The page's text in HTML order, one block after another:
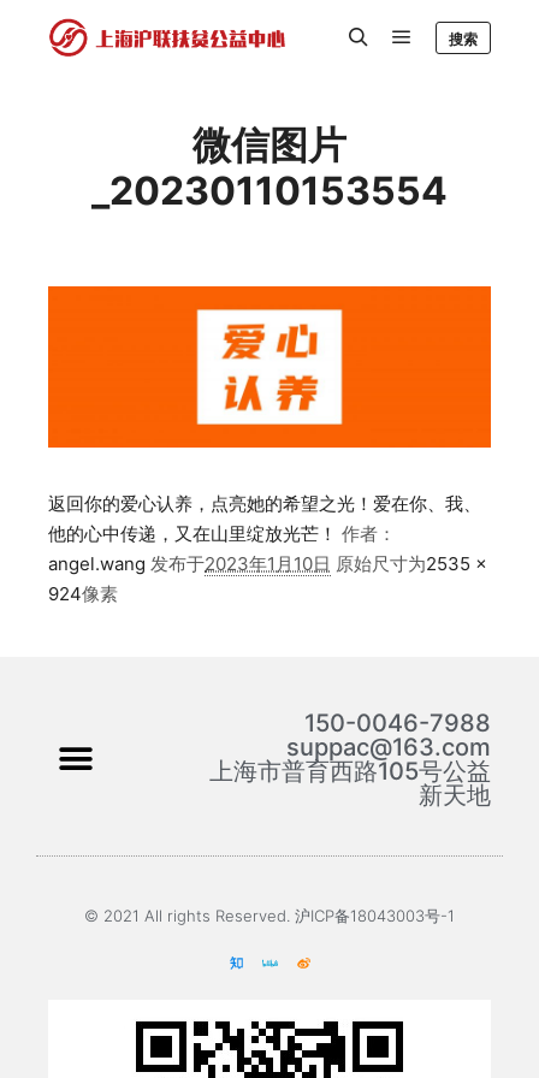
搜索
微信图片
_20230110153554
返回你的爱心认养，点亮她的希望之光！爱在你、我、
他的心中传递，又在山里绽放光芒！ 作者：
angel.wang 发布于2023年1月10日 原始尺寸为2535 ×
924像素
150-0046-7988
suppac@163.com
上海市普育西路105号公益
新天地
© 2021 All rights Reserved. 沪ICP备18043003号-1